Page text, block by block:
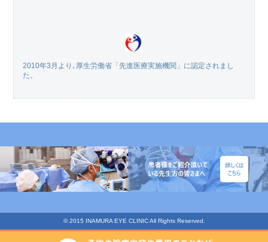
2010年3月より､厚生労働省「先進医療実施機関」に認定されまし
た。
© 2015 INAMURA EYE CLINIC All Rights Reserved.